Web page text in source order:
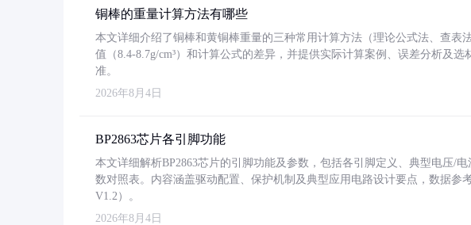
铜棒的重量计算方法有哪些
本文详细介绍了铜棒和黄铜棒重量的三种常用计算方法（理论公式法、查表
值（8.4-8.7g/cm³）和计算公式的差异，并提供实际计算案例、误差分析及选
准。
2026年8月4日
BP2863芯片各引脚功能
本文详细解析BP2863芯片的引脚功能及参数，包括各引脚定义、典型电压/
数对照表。内容涵盖驱动配置、保护机制及典型应用电路设计要点，数据参
V1.2）。
2026年8月4日